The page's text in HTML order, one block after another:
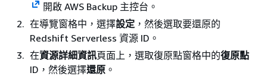
開啟 AWS Backup 主控台。
在導覽窗格中，選擇設定 ，然後選取要還原的
Redshift Serverless 資源 ID。
在資源詳細資訊頁面上，選取復原點窗格中的復原點
ID，然後選擇還原 。